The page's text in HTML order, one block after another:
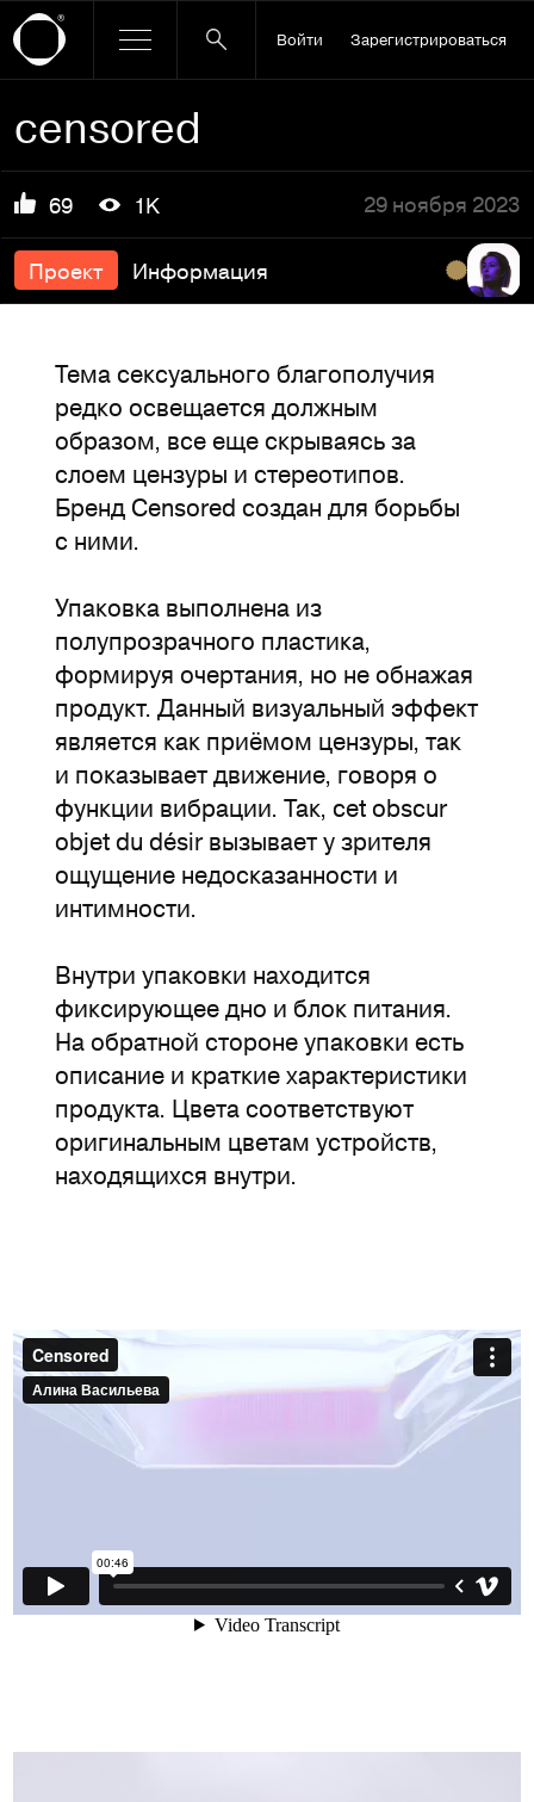
Войти Зарегистрироваться
censored
69 1K 29 ноября 2023
Проект Информация
Тема сексуального благополучия
редко освещается должным
образом, все еще скрываясь за
слоем цензуры и стереотипов.
Бренд Censored создан для борьбы
с ними.
Упаковка выполнена из
полупрозрачного пластика,
формируя очертания, но не обнажая
продукт. Данный визуальный эффект
является как приёмом цензуры, так
и показывает движение, говоря о
функции вибрации. Так, cet obscur
objet du désir вызывает у зрителя
ощущение недосказанности и
интимности.
Внутри упаковки находится
фиксирующее дно и блок питания.
На обратной стороне упаковки есть
описание и краткие характеристики
продукта. Цвета соответствуют
оригинальным цветам устройств,
находящихся внутри.​​​​​​​